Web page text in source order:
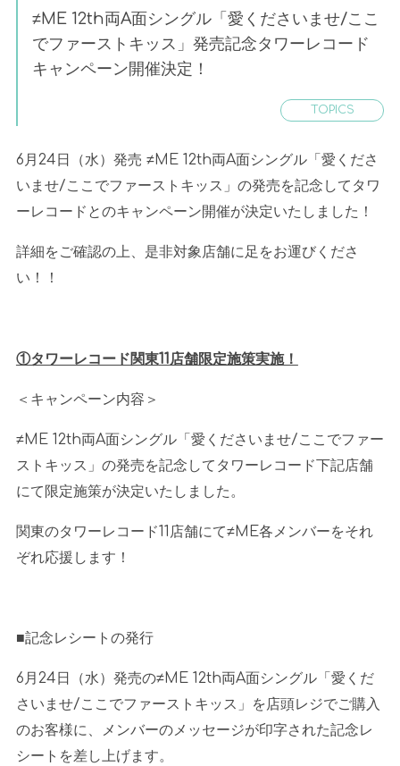
≠ME 12th両A面シングル「愛くださいませ/ここ
でファーストキッス」発売記念タワーレコード
キャンペーン開催決定！
TOPICS
6月 24 日（水）発売 ≠ME 12th両A面シングル「愛くださ
いませ/ここでファーストキッス」の発売を記念してタワ
ーレコードとのキャンペーン開催が決定いたしました！
詳細をご確認の上、是非対象店舗に足をお運びくださ
い！！
①タワーレコード関東11 店舗限定施策実施！
＜キャンペーン内容＞
≠ME 12th両A面シングル「愛くださいませ/ここでファー
ストキッス」の発売を記念してタワーレコード下記店舗
にて限定施策が決定いたしました。
関東のタワーレコード11 店舗にて≠ME各メンバーをそれ
ぞれ応援します！
■記念レシートの発行
6月 24 日（水）発売の≠ME 12th両A面シングル「愛くだ
さいませ/ここでファーストキッス」を店頭レジでご購入
のお客様に、メンバーのメッセージが印字された記念レ
シートを差し上げます。